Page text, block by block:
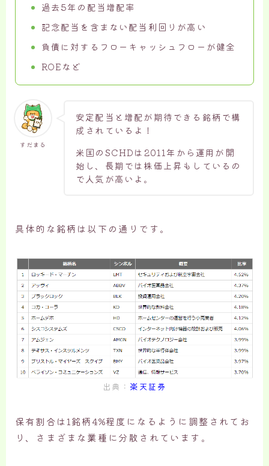
過去5年の配当増配率
記念配当を含まない配当利回りが高い
負債に対するフローキャッシュフローが健全
ROEなど
すだまる
安定配当と増配が期待できる銘柄で構
成されているよ！
米国のSCHDは2011年から運用が開
始し、長期では株価上昇もしているの
で人気が高いよ。
具体的な銘柄は以下の通りです。
出典： 楽天証券
保有割合は1銘柄4%程度になるように調整されてお
り、さまざまな業種に分散されています。